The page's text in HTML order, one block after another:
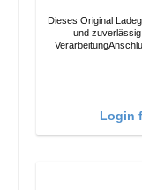
Dieses Original
und zuverlässig wieder auf.
Login